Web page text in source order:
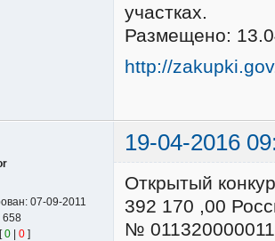
участках.
Размещено:
http://
19-04-2016
07-09-2011
658
0 | 0 ]
Открытый
392 170 ,00
№